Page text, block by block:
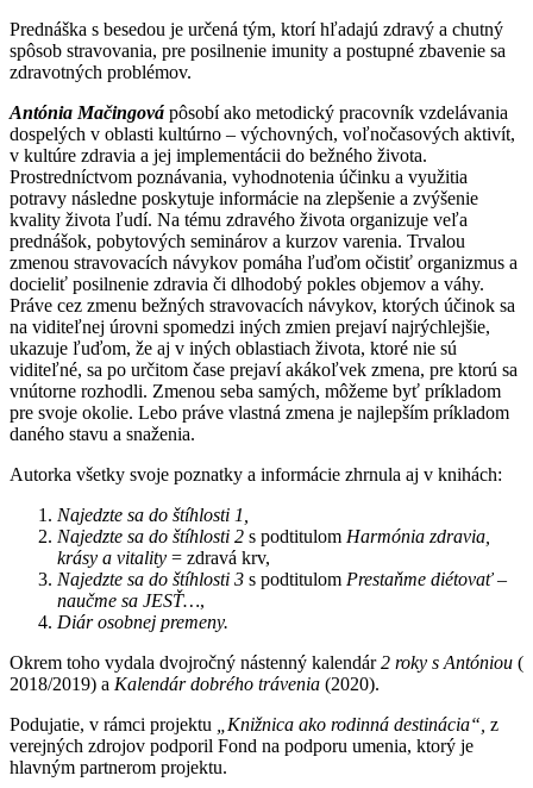
Prednáška s besedou je určená tým, ktorí hľadajú zdravý a chutný
spôsob stravovania, pre posilnenie imunity a postupné zbavenie sa
zdravotných problémov.
Antónia Mačingová pôsobí ako metodický pracovník vzdelávania
dospelých v oblasti kultúrno – výchovných, voľnočasových aktivít,
v kultúre zdravia a jej implementácii do bežného života.
Prostredníctvom poznávania, vyhodnotenia účinku a využitia
potravy následne poskytuje informácie na zlepšenie a zvýšenie
kvality života ľudí. Na tému zdravého života organizuje veľa
prednášok, pobytových seminárov a kurzov varenia. Trvalou
zmenou stravovacích návykov pomáha ľuďom očistiť organizmus a
docieliť posilnenie zdravia či dlhodobý pokles objemov a váhy.
Práve cez zmenu bežných stravovacích návykov, ktorých účinok sa
na viditeľnej úrovni spomedzi iných zmien prejaví najrýchlejšie,
ukazuje ľuďom, že aj v iných oblastiach života, ktoré nie sú
viditeľné, sa po určitom čase prejaví akákoľvek zmena, pre ktorú sa
vnútorne rozhodli. Zmenou seba samých, môžeme byť príkladom
pre svoje okolie. Lebo práve vlastná zmena je najlepším príkladom
daného stavu a snaženia.
Autorka všetky svoje poznatky a informácie zhrnula aj v knihách:
Najedzte sa do štíhlosti 1,
Najedzte sa do štíhlosti 2 s podtitulom Harmónia zdravia,
krásy a vitality = zdravá krv,
Najedzte sa do štíhlosti 3 s podtitulom Prestaňme diétovať –
naučme sa JESŤ…,
Diár osobnej premeny.
Okrem toho vydala dvojročný nástenný kalendár2 roky s Antóniou (
2018/2019) a Kalendár dobrého trávenia (2020).
Podujatie, v rámci projektu
„Knižnica ako rodinná destinácia“, z
verejných zdrojov podporil Fond na podporu umenia, ktorý je
hlavným partnerom projektu.